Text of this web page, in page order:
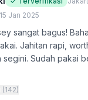
15 Jan 2025
sangat bagus!
Jahitan rapi,
segini. Sudah pakai